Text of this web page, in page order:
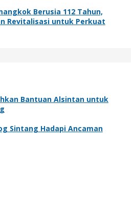
Berusia 112 Tahun,
Revitalisasi untuk Perkuat
Bantuan Alsintan untuk
Sintang Hadapi Ancaman